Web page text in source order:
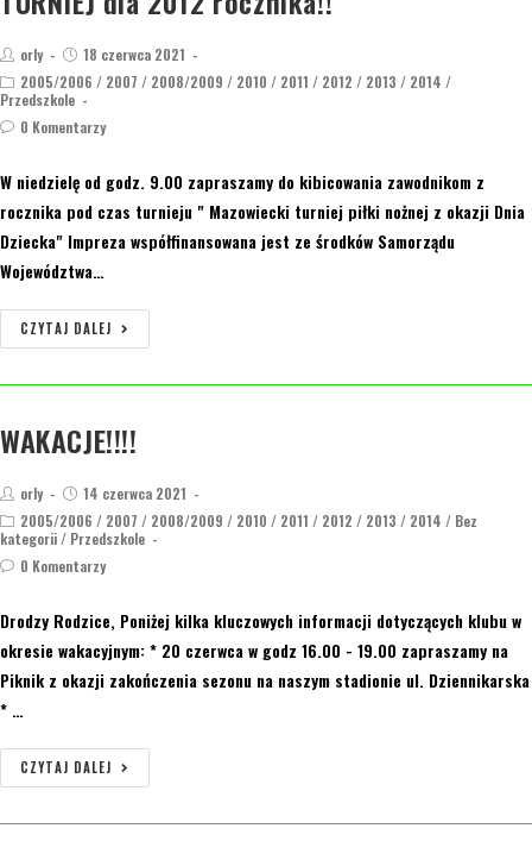
orly
18 czerwca 2021
2005/2006 / 2007 / 2008/2009 / 2010 / 2011 / 2012 / 2013 / 2014 /
Przedszkole
0 Komentarzy
W niedzielę od godz. 9.00 zapraszamy do kibicowania zawodnikom z
rocznika pod czas turnieju " Mazowiecki turniej piłki nożnej z okazji Dnia
Dziecka" Impreza współfinansowana jest ze środków Samorządu
Województwa…
CZYTAJ DALEJ
WAKACJE!!!!
orly
14 czerwca 2021
2005/2006 / 2007 / 2008/2009 / 2010 / 2011 / 2012 / 2013 / 2014 / Bez
kategorii / Przedszkole
0 Komentarzy
Drodzy Rodzice, Poniżej kilka kluczowych informacji dotyczących klubu w
okresie wakacyjnym: * 20 czerwca w godz 16.00 - 19.00 zapraszamy na
Piknik z okazji zakończenia sezonu na naszym stadionie ul. Dziennikarska
* …
CZYTAJ DALEJ